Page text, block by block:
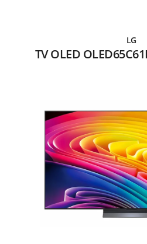
LG
TV OLED